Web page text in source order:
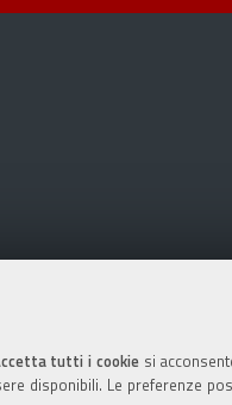
tutti i cookiesi
disponibili. Le preferenze